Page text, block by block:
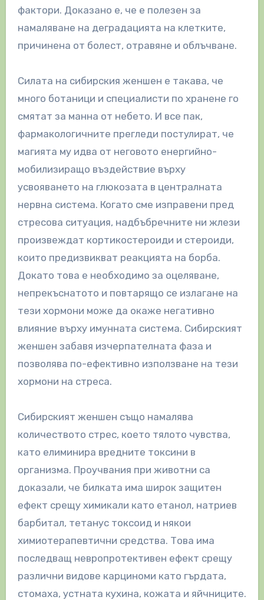
фактори. Доказано е, че е полезен за
намаляване на деградацията на клетките,
причинена от болест, отравяне и облъчване.
Силата на сибирския женшен е такава, че
много ботаници и специалисти по хранене го
смятат за манна от небето. И все пак,
фармакологичните прегледи постулират, че
магията му идва от неговото енергийно-
мобилизиращо въздействие върху
усвояването на глюкозата в централната
нервна система. Когато сме изправени пред
стресова ситуация, надбъбречните ни жлези
произвеждат кортикостероиди и стероиди,
които предизвикват реакцията на борба.
Докато това е необходимо за оцеляване,
непрекъснатото и повтарящо се излагане на
тези хормони може да окаже негативно
влияние върху имунната система. Сибирският
женшен забавя изчерпателната фаза и
позволява по-ефективно използване на тези
хормони на стреса.
Сибирският женшен също намалява
количеството стрес, което тялото чувства,
като елиминира вредните токсини в
организма. Проучвания при животни са
доказали, че билката има широк защитен
ефект срещу химикали като етанол, натриев
барбитал, тетанус токсоид и някои
химиотерапевтични средства. Това има
последващ невропротективен ефект срещу
различни видове карциноми като гърдата,
стомаха, устната кухина, кожата и яйчниците.